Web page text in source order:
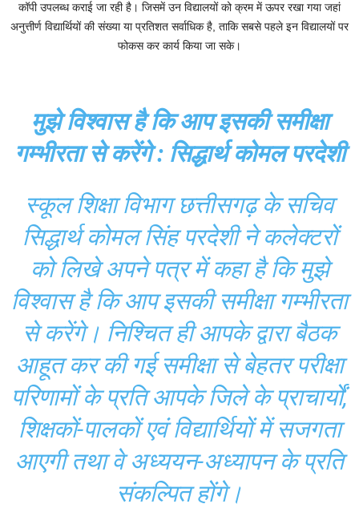
कॉपी उपलब्ध कराई जा रही है। जिसमें उन विद्यालयों को क्रम में ऊपर रखा गया जहां
अनुत्तीर्ण विद्यार्थियों की संख्या या प्रतिशत सर्वाधिक है, ताकि सबसे पहले इन विद्यालयों पर
फोकस कर कार्य किया जा सके।
मुझे विश्वास है कि आप इसकी समीक्षा
गम्भीरता से करेंगे : सिद्धार्थ कोमल परदेशी
स्कूल शिक्षा विभाग छत्तीसगढ़ के सचिव
सिद्धार्थ कोमल सिंह परदेशी ने कलेक्टरों
को लिखे अपने पत्र में कहा है कि मुझे
विश्वास है कि आप इसकी समीक्षा गम्भीरता
से करेंगे। निश्चित ही आपके द्वारा बैठक
आहूत कर की गई समीक्षा से बेहतर परीक्षा
परिणामों के प्रति आपके जिले के प्राचार्यों,
शिक्षकों-पालकों एवं विद्यार्थियों में सजगता
आएगी तथा वे अध्ययन-अध्यापन के प्रति
संकल्पित होंगे।